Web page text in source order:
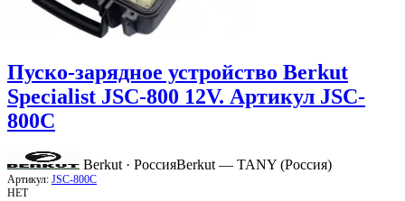
Пуско-зарядное устройство Berkut
Specialist JSC-800 12V. Артикул JSC-
800C
Berkut · РоссияBerkut — TANY (Россия)
Артикул: JSC-800C
НЕТ